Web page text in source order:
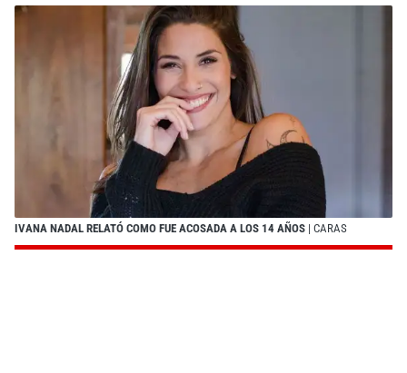
IVANA NADAL RELATÓ COMO FUE ACOSADA A LOS 14 AÑOS | CARAS